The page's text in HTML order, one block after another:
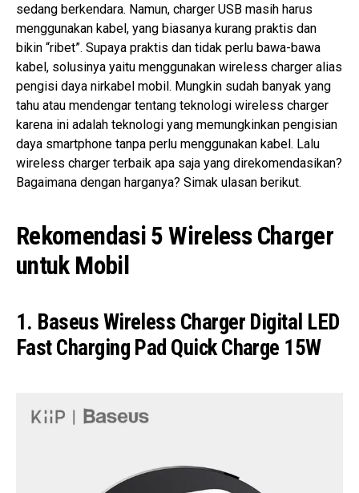
sedang berkendara. Namun, charger USB masih harus
menggunakan kabel, yang biasanya kurang praktis dan
bikin “ribet”. Supaya praktis dan tidak perlu bawa-bawa
kabel, solusinya yaitu menggunakan wireless charger alias
pengisi daya nirkabel mobil. Mungkin sudah banyak yang
tahu atau mendengar tentang teknologi wireless charger
karena ini adalah teknologi yang memungkinkan pengisian
daya smartphone tanpa perlu menggunakan kabel. Lalu
wireless charger terbaik apa saja yang direkomendasikan?
Bagaimana dengan harganya? Simak ulasan berikut.
Rekomendasi 5 Wireless Charger
untuk Mobil
1. Baseus Wireless Charger Digital LED
Fast Charging Pad Quick Charge 15W